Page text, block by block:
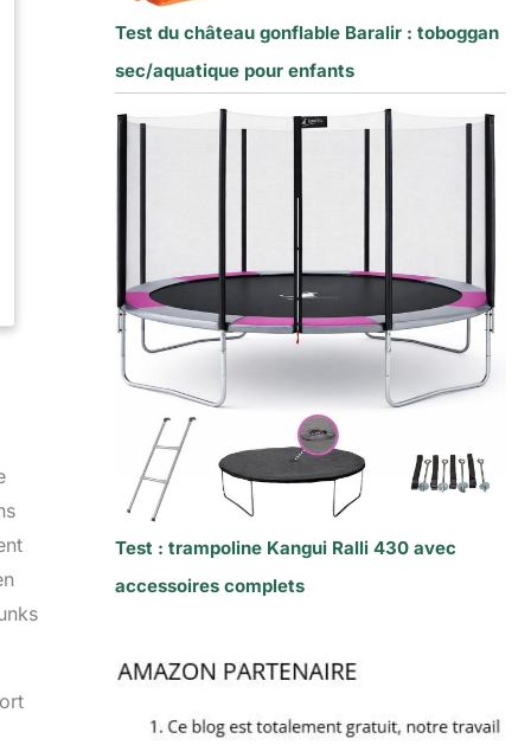
Test du château gonflable Baralir : toboggan
sec/aquatique pour enfants
Test : trampoline Kangui Ralli 430 avec
accessoires complets